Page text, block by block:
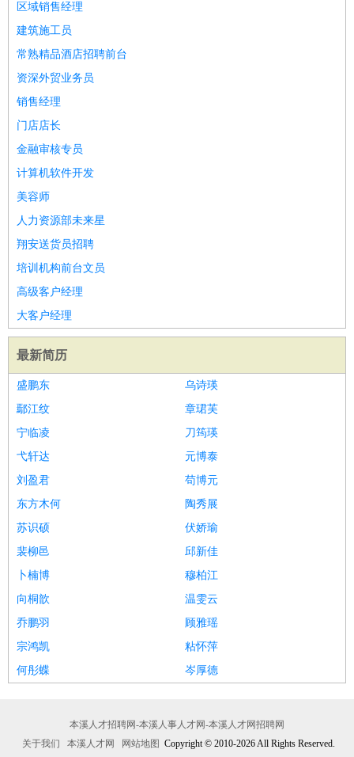
区域销售经理
建筑施工员
常熟精品酒店招聘前台
资深外贸业务员
销售经理
门店店长
金融审核专员
计算机软件开发
美容师
人力资源部未来星
翔安送货员招聘
培训机构前台文员
高级客户经理
大客户经理
最新简历
盛鹏东
乌诗瑛
鄢江纹
章珺芙
宁临凌
刀筠瑛
弋轩达
元博泰
刘盈君
苟博元
东方木何
陶秀展
苏识硕
伏娇瑜
裴柳邑
邱新佳
卜楠博
穆柏江
向桐歆
温雯云
乔鹏羽
顾雅瑶
宗鸿凯
粘怀萍
何彤蝶
岑厚德
本溪人才招聘网-本溪人事人才网-本溪人才网招聘网
关于我们
本溪人才网 网站地图 Copyright © 2010-2026 All Rights Reserved.